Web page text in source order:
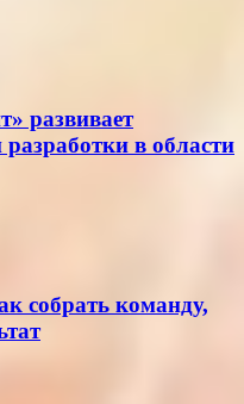
развивает
разработки в области
собрать команду,